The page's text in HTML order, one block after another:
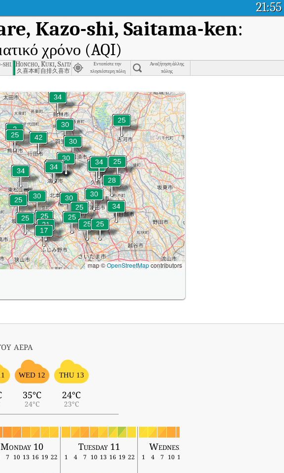
21:55
Kazo-shi, Saitama-ken:
χρόνο (AQI)
shi, Saitama-ken
Honcho, Kuki, Saitama
久喜本町自排久喜市
Εντοπίστε την
πλησιέστερη πόλη
Αναζήτηση άλλης
πόλης
(AQI) της Kamitanadare, Kazo-shi, Saitama-ken.
map ©OpenStreetMapcontributors
αέρα
WED 12
35°C
24°C
THU 13
24°C
23°C
Monday 10 Tuesday 11 Wednesday 12
7 10 13 16 19 22 1 4 7 10 13 16 19 22 1 4 7 10 13